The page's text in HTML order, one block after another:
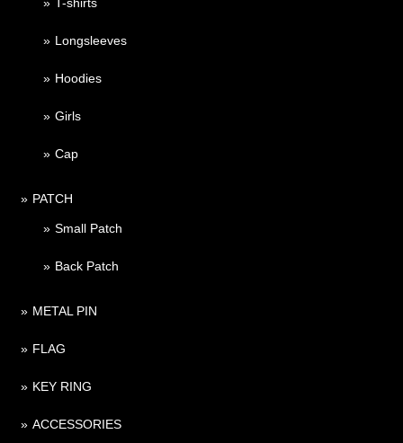
Longsleeves
Hoodies
Girls
Cap
PATCH
Small Patch
Back Patch
METAL PIN
FLAG
KEY RING
ACCESSORIES